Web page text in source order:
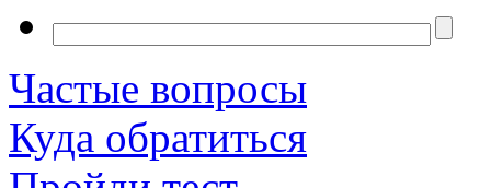
Частые вопросы
Куда обратиться